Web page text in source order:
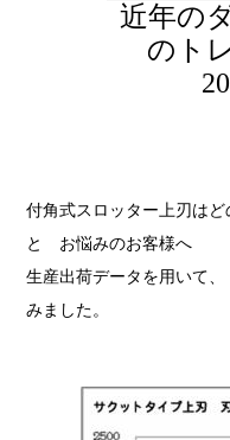
近年の
のト
付角式スロッター上刃は
と お悩みのお客様へ
生産出荷データを用いて
みました。